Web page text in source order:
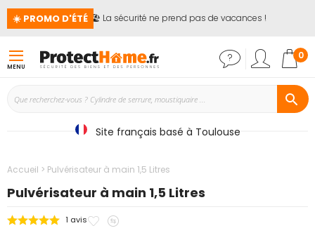
☀️ PROMO D'ÉTÉ🏖️ La sécurité ne prend pas de vacances !
MENU
0
Site français basé à Toulouse
Accueil Pulvérisateur à main 1,5 Litres
Pulvérisateur à main 1,5 Litres
1 avis
Ajouter